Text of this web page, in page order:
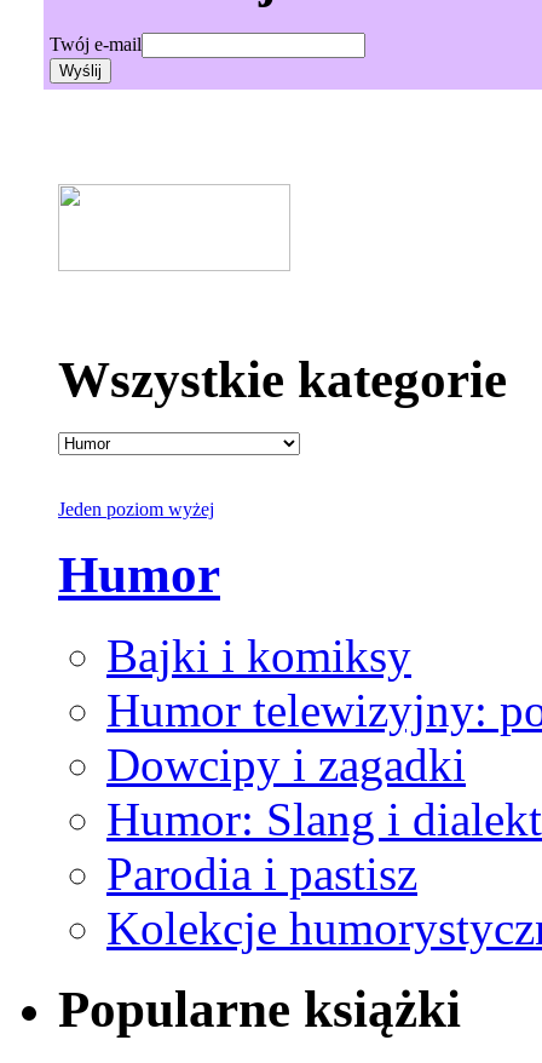
Twój e-mail
Wszystkie kategorie
Jeden poziom wyżej
Humor
Bajki i komiksy
Humor telewizyjny:
Dowcipy i zagadki
Humor: Slang i dialekt
Parodia i pastisz
Kolekcje
Popularne książki